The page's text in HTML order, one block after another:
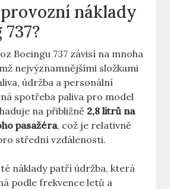
náklady
Boeingu 737 závisí na mnoha
nejvýznamnějšími složkami
⁣údržba⁢ a⁢ personální
‍spotřeba paliva pro model
na​ přibližně 2,8 litrů na
pasažéra, což​ je‌ relativně
střední vzdálenosti.
náklady patří údržba,⁢ která
podle‍ frekvence‍ letů a